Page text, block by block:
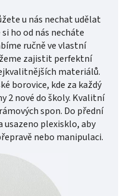
u nás nechat udělat
ho od nás necháte
ručně ve vlastní
zajistit perfektní
materiálů.
borovice, kde za každý
2 nové do školy. Kvalitní
spon. Do přední
plexisklo, aby
nebo manipulaci.